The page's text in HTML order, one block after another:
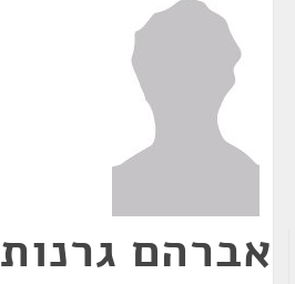
אברהם גרנות